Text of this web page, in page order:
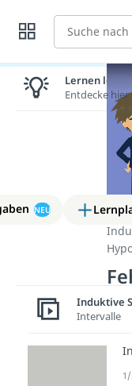
Suche
NEU
Lernen lohnt
Entdecke hier
Induktive
Intervalle